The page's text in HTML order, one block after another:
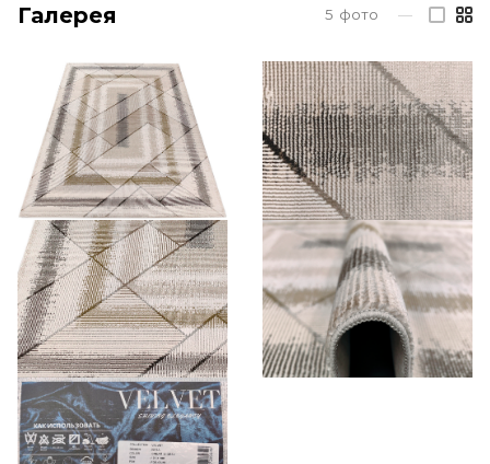
Галерея 5 фото —